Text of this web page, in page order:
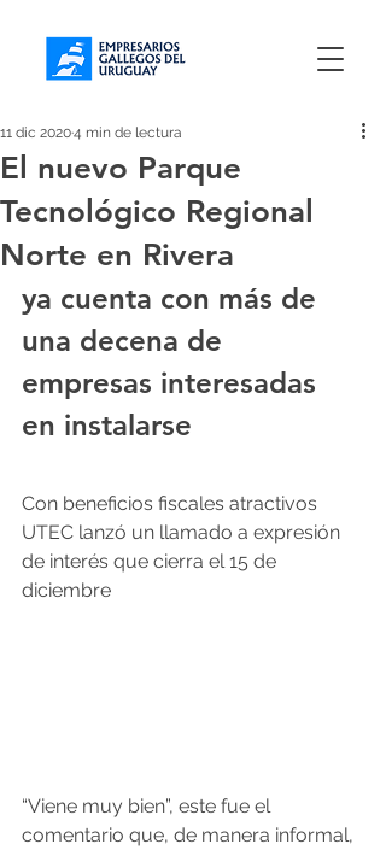
El nuevo Parque
Tecnológico Regional
Norte en Rivera
11 dic 20204 min de lectura
ya cuenta con más de
una decena de
empresas interesadas
en instalarse
Con beneficios fiscales atractivos
UTEC lanzó un llamado a expresión
de interés que cierra el 15 de
diciembre
“Viene muy bien”, este fue el
comentario que, de manera informal,